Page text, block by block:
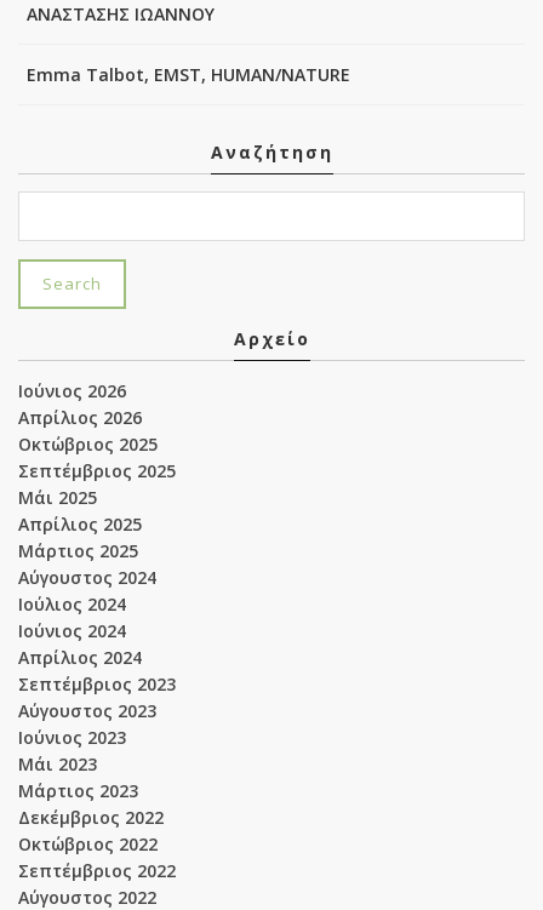
ΑΝΑΣΤΑΣΗΣ ΙΩΑΝΝΟΥ
Emma Talbot, EMST, HUMAN/NATURE
Αναζήτηση
Αρχείο
Ιούνιος 2026
Απρίλιος 2026
Οκτώβριος 2025
Σεπτέμβριος 2025
Μάι 2025
Απρίλιος 2025
Μάρτιος 2025
Αύγουστος 2024
Ιούλιος 2024
Ιούνιος 2024
Απρίλιος 2024
Σεπτέμβριος 2023
Αύγουστος 2023
Ιούνιος 2023
Μάι 2023
Μάρτιος 2023
Δεκέμβριος 2022
Οκτώβριος 2022
Σεπτέμβριος 2022
Αύγουστος 2022